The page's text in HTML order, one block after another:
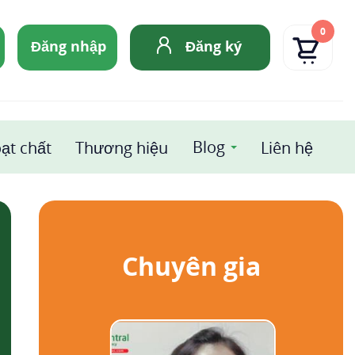
Đăng nhập Đăng ký
0
chất Thương hiệu Blog Liên hệ
SẢN PHẨM NỔI BẬT
weMedi-Balm
Chuyên gia